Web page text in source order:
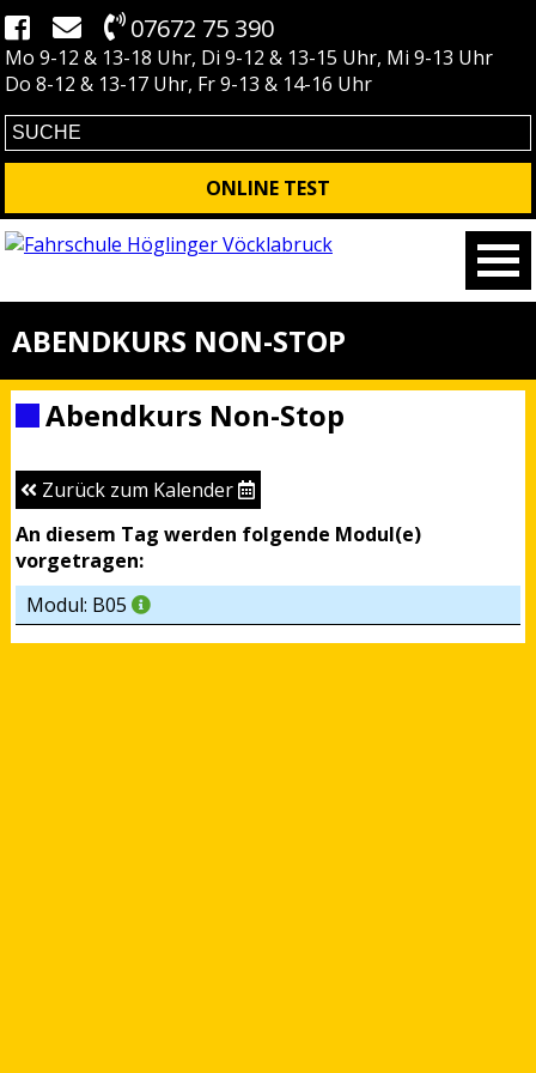
07672 75 390
Mo 9-12 & 13-18 Uhr, Di 9-12 & 13-15 Uhr, Mi 9-13 Uhr
Do 8-12 & 13-17 Uhr, Fr 9-13 & 14-16 Uhr
ONLINE TEST
ABENDKURS NON-STOP
Abendkurs Non-Stop
Zurück zum Kalender
An diesem Tag werden folgende Modul(e)
vorgetragen:
Modul: B05